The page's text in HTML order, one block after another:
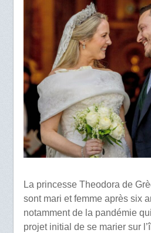
La princesse Theodora de
sont mari et femme après six
notamment de la pandémie
projet initial de se marier sur